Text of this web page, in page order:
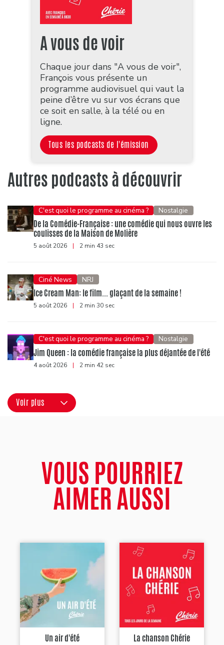
A vous de voir
Chaque jour dans "A vous de voir",
François vous présente un
programme audiovisuel qui vaut la
peine d’être vu sur vos écrans que
ce soit en salle, à la télé ou en
ligne.
Tous les podcasts de l'émission
Autres podcasts à découvrir
C'est quoi le programme au cinéma ? Nostalgie
De la Comédie-Française : une comédie qui nous ouvre les
coulisses de la Maison de Molière
5 août 2026 | 2 min 43 sec
Ciné News NRJ
Ice Cream Man: le film... glaçant de la semaine !
5 août 2026 | 2 min 30 sec
C'est quoi le programme au cinéma ? Nostalgie
Jim Queen : la comédie française la plus déjantée de l'été
4 août 2026 | 2 min 42 sec
Voir plus
VOUS POURRIEZ
AIMER AUSSI
Un air d'été La chanson Chérie